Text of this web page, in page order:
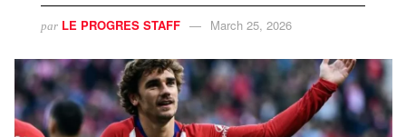
par LE PROGRES STAFF March 25, 2026